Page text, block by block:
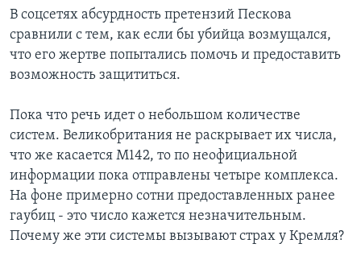
В соцсетях абсурдность претензий Пескова
сравнили с тем, как если бы убийца возмущался,
что его жертве попытались помочь и предоставить
возможность защититься.
Пока что речь идет о небольшом количестве
систем. Великобритания не раскрывает их числа,
что же касается M142, то по неофициальной
информации пока отправлены четыре комплекса.
На фоне примерно сотни предоставленных ранее
гаубиц - это число кажется незначительным.
Почему же эти системы вызывают страх у Кремля?